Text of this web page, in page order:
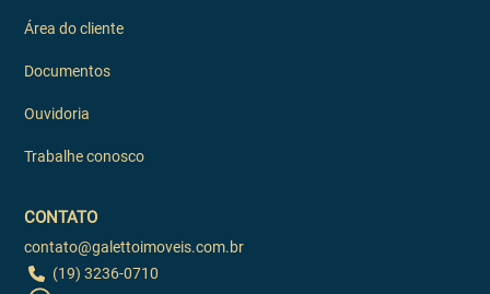
Área do cliente
Documentos
Ouvidoria
Trabalhe conosco
CONTATO
contato@galettoimoveis.com.br
(19) 3236-0710